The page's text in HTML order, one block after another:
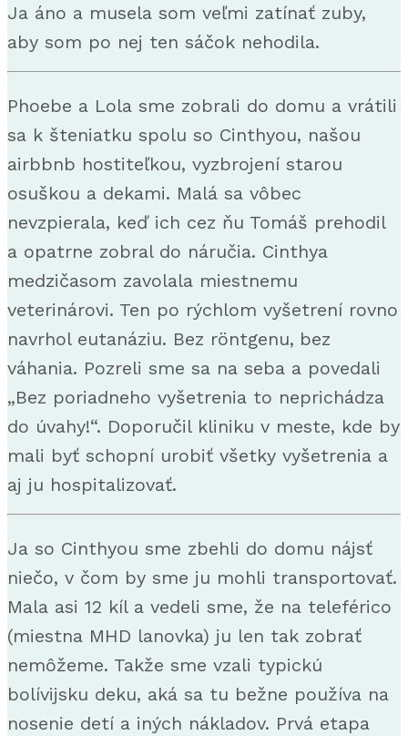
Ja áno a musela som veľmi zatínať zuby,
aby som po nej ten sáčok nehodila.
Phoebe a Lola sme zobrali do domu a vrátili
sa k šteniatku spolu so Cinthyou, našou
airbbnb hostiteľkou, vyzbrojení starou
osuškou a dekami. Malá sa vôbec
nevzpierala, keď ich cez ňu Tomáš prehodil
a opatrne zobral do náručia. Cinthya
medzičasom zavolala miestnemu
veterinárovi. Ten po rýchlom vyšetrení rovno
navrhol eutanáziu. Bez röntgenu, bez
váhania. Pozreli sme sa na seba a povedali
„Bez poriadneho vyšetrenia to neprichádza
do úvahy!“. Doporučil kliniku v meste, kde by
mali byť schopní urobiť všetky vyšetrenia a
aj ju hospitalizovať.
Ja so Cinthyou sme zbehli do domu nájsť
niečo, v čom by sme ju mohli transportovať.
Mala asi 12 kíl a vedeli sme, že na teleférico
(miestna MHD lanovka) ju len tak zobrať
nemôžeme. Takže sme vzali typickú
bolívijsku deku, aká sa tu bežne používa na
nosenie detí a iných nákladov. Prvá etapa